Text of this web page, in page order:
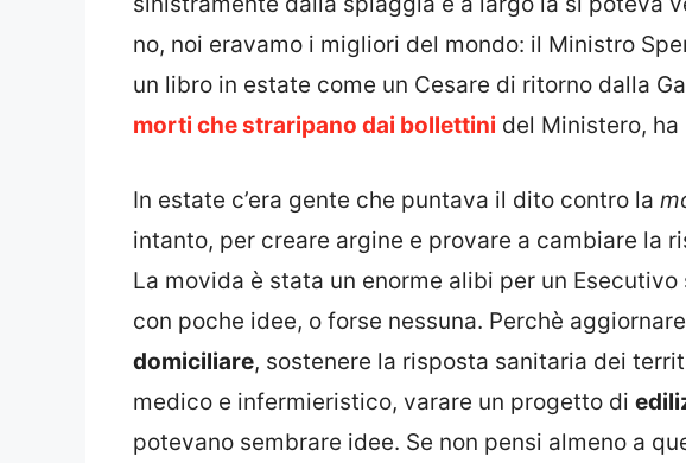
no, noi eravamo i migliori del mondo: il Ministro
un libro in estate come un Cesare di ritorno dalla
morti che straripano dai bollettini del Ministero,
In estate c’era gente che puntava il dito contro la
intanto, per creare argine e provare a cambiare la
La movida è stata un enorme alibi per un
con poche idee, o forse nessuna. Perchè
domiciliare, sostenere la risposta sanitaria dei
medico e infermieristico, varare un progetto di
potevano sembrare idee. Se non pensi almeno a